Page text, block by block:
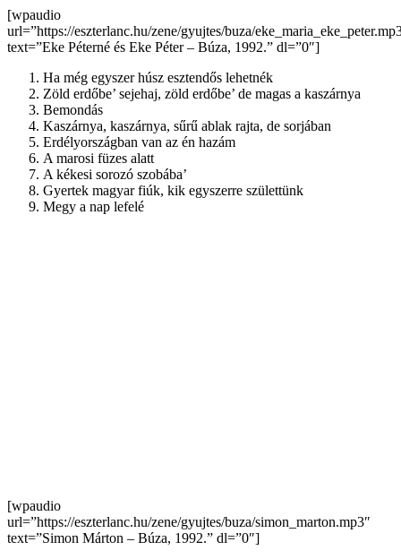
[wpaudio
url=”https://eszterlanc.hu/zene/gyujtes/buza/
text=”Eke Péterné és Eke Péter – Búza, 1992.” dl=”0″]
Ha még egyszer húsz esztendős lehetnék
Zöld erdőbe’ sejehaj, zöld erdőbe’ de magas a kaszárnya
Bemondás
Kaszárnya, kaszárnya, sűrű ablak rajta, de sorjában
Erdélyországban van az én hazám
A marosi füzes alatt
A kékesi sorozó szobába’
Gyertek magyar fiúk, kik egyszerre születtünk
Megy a nap lefelé
[wpaudio
url=”https://eszterlanc.hu/zene/gyujtes/buza/simon_marton.mp3″
text=”Simon Márton – Búza, 1992.” dl=”0″]